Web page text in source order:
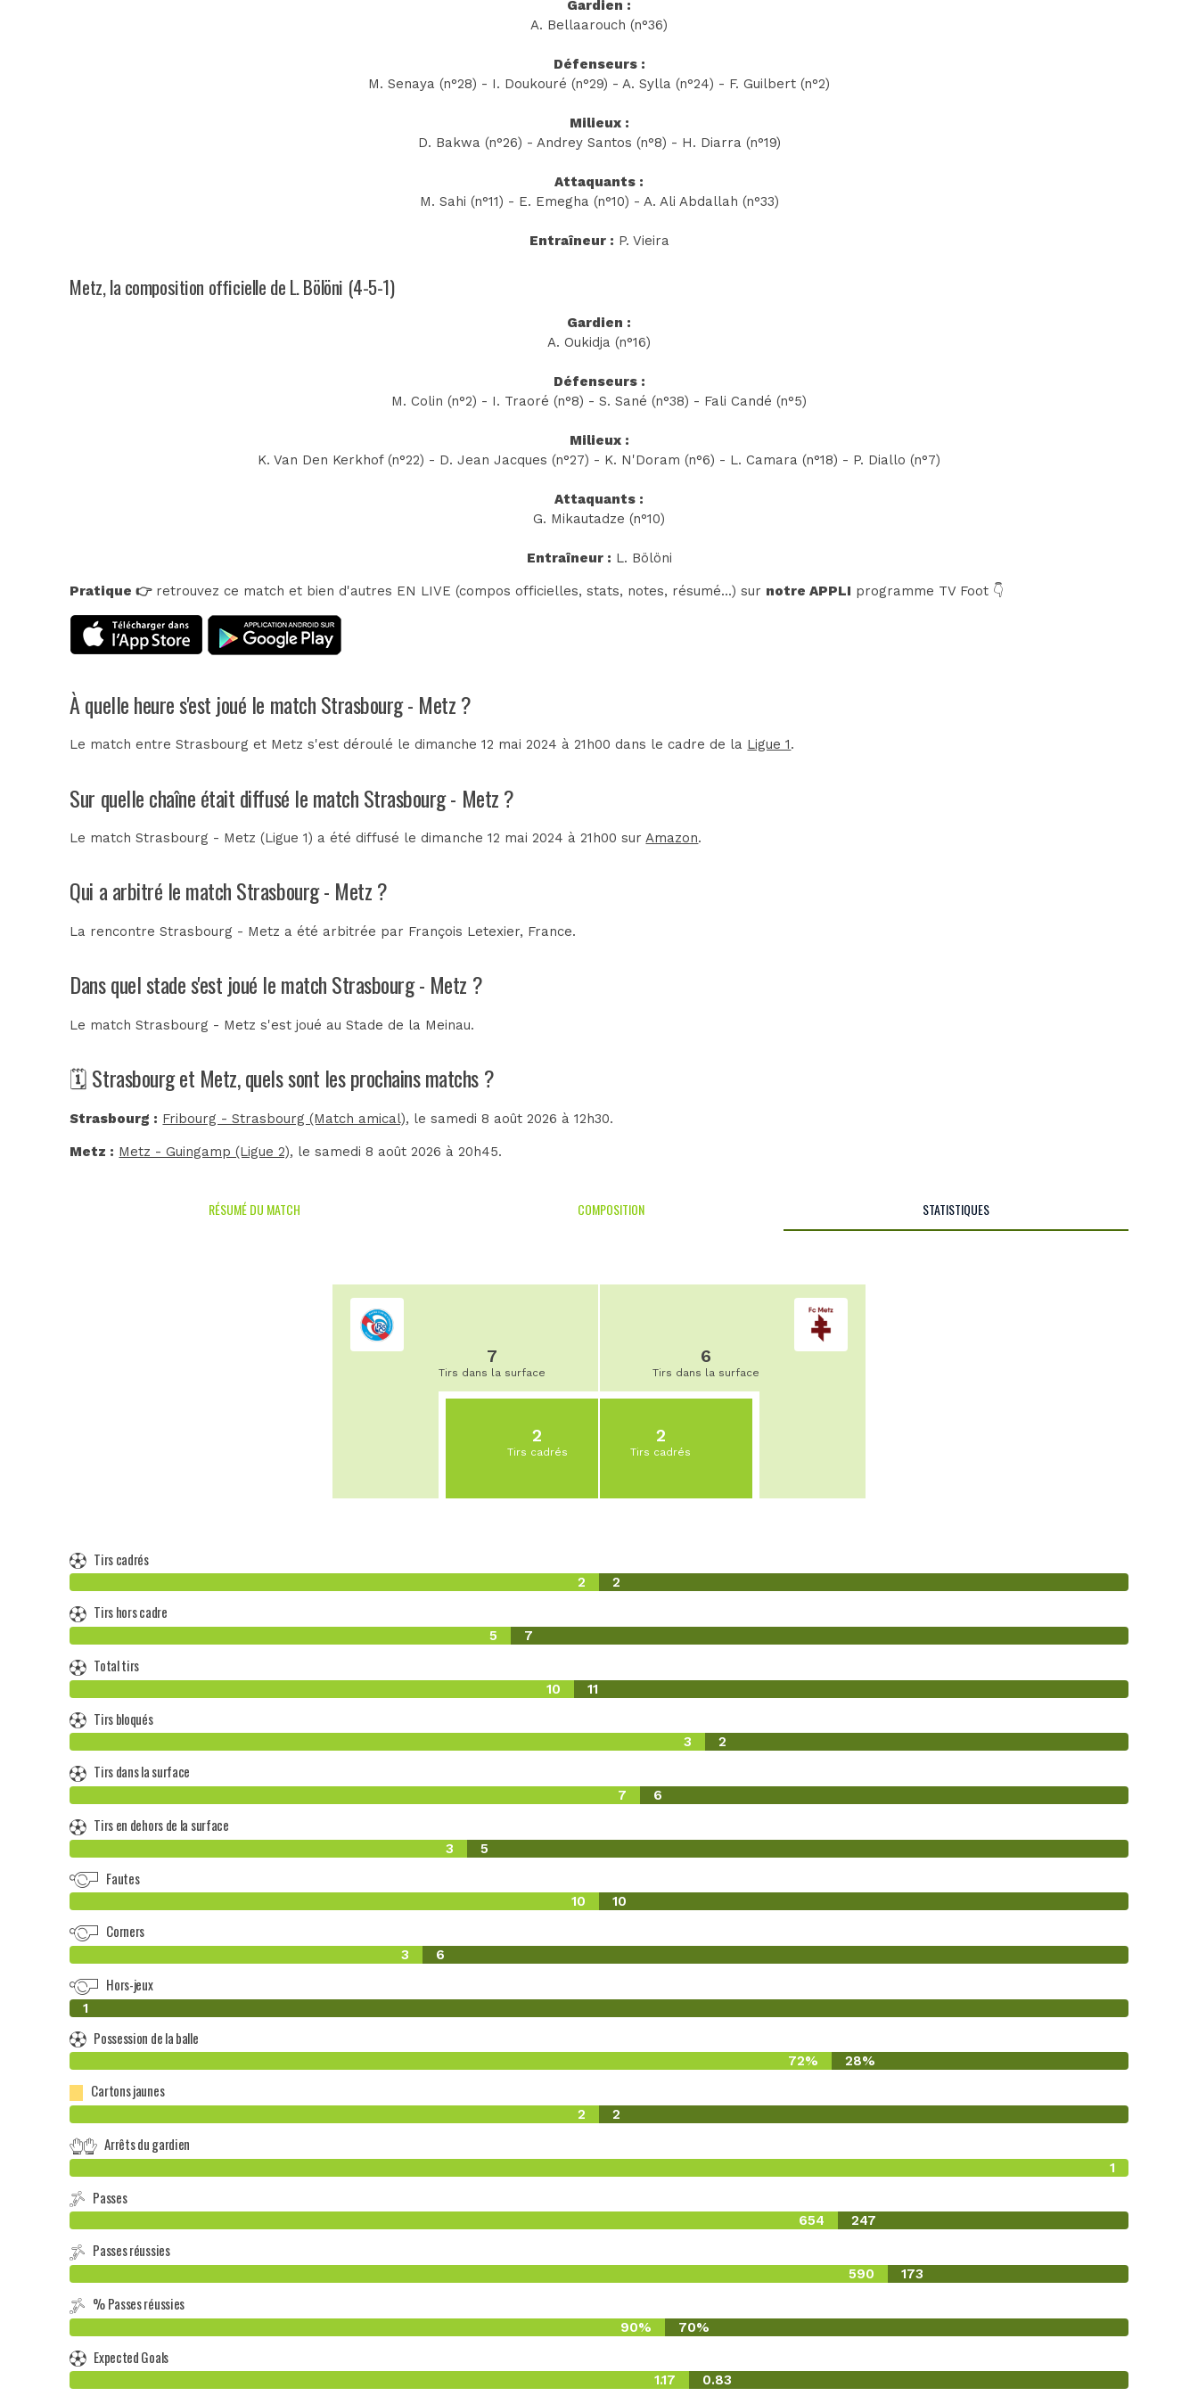
Gardien :
A. Bellaarouch (n°36)
Défenseurs :
M. Senaya (n°28) - I. Doukouré (n°29) - A. Sylla (n°24) - F. Guilbert (n°2)
Milieux :
D. Bakwa (n°26) - Andrey Santos (n°8) - H. Diarra (n°19)
Attaquants :
M. Sahi (n°11) - E. Emegha (n°10) - A. Ali Abdallah (n°33)
Entraîneur : P. Vieira
Metz, la composition officielle de L. Bölöni (4-5-1)
Gardien :
A. Oukidja (n°16)
Défenseurs :
M. Colin (n°2) - I. Traoré (n°8) - S. Sané (n°38) - Fali Candé (n°5)
Milieux :
K. Van Den Kerkhof (n°22) - D. Jean Jacques (n°27) - K. N'Doram (n°6) - L. Camara (n°18) - P. Diallo (n°7)
Attaquants :
G. Mikautadze (n°10)
Entraîneur : L. Bölöni
Pratique 👉retrouvez ce match et bien d'autres EN LIVE (compos officielles, stats, notes, résumé...) sur notre APPLI programme TV Foot 👇
À quelle heure s'est joué le match Strasbourg - Metz ?
Le match entre Strasbourg et Metz s'est déroulé le dimanche 12 mai 2024 à 21h00 dans le cadre de la Ligue 1.
Sur quelle chaîne était diffusé le match Strasbourg - Metz ?
Le match Strasbourg - Metz (Ligue 1) a été diffusé le dimanche 12 mai 2024 à 21h00 surAmazon.
Qui a arbitré le match Strasbourg - Metz ?
La rencontre Strasbourg - Metz a été arbitrée par François Letexier, France.
Dans quel stade s'est joué le match Strasbourg - Metz ?
Le match Strasbourg - Metz s'est joué auStade de la Meinau.
🗓️ Strasbourg et Metz, quels sont les prochains matchs ?
Strasbourg : Fribourg - Strasbourg (Match amical), le samedi 8 août 2026 à 12h30.
Metz : Metz - Guingamp (Ligue 2), le samedi 8 août 2026 à 20h45.
RÉSUMÉ DU MATCH COMPOSITION STATISTIQUES
7
Tirs dans la surface
2
Tirs cadrés
6
Tirs dans la surface
2
Tirs cadrés
Tirs cadrés
2 2
Tirs hors cadre
5 7
Total tirs
10 11
Tirs bloqués
3 2
Tirs dans la surface
7 6
Tirs en dehors de la surface
3 5
Fautes
10 10
Corners
3 6
Hors-jeux
0
1
Possession de la balle
72% 28%
Cartons jaunes
2 2
Arrêts du gardien
1
Passes
654 247
Passes réussies
590 173
% Passes réussies
90% 70%
Expected Goals
1.17 0.83